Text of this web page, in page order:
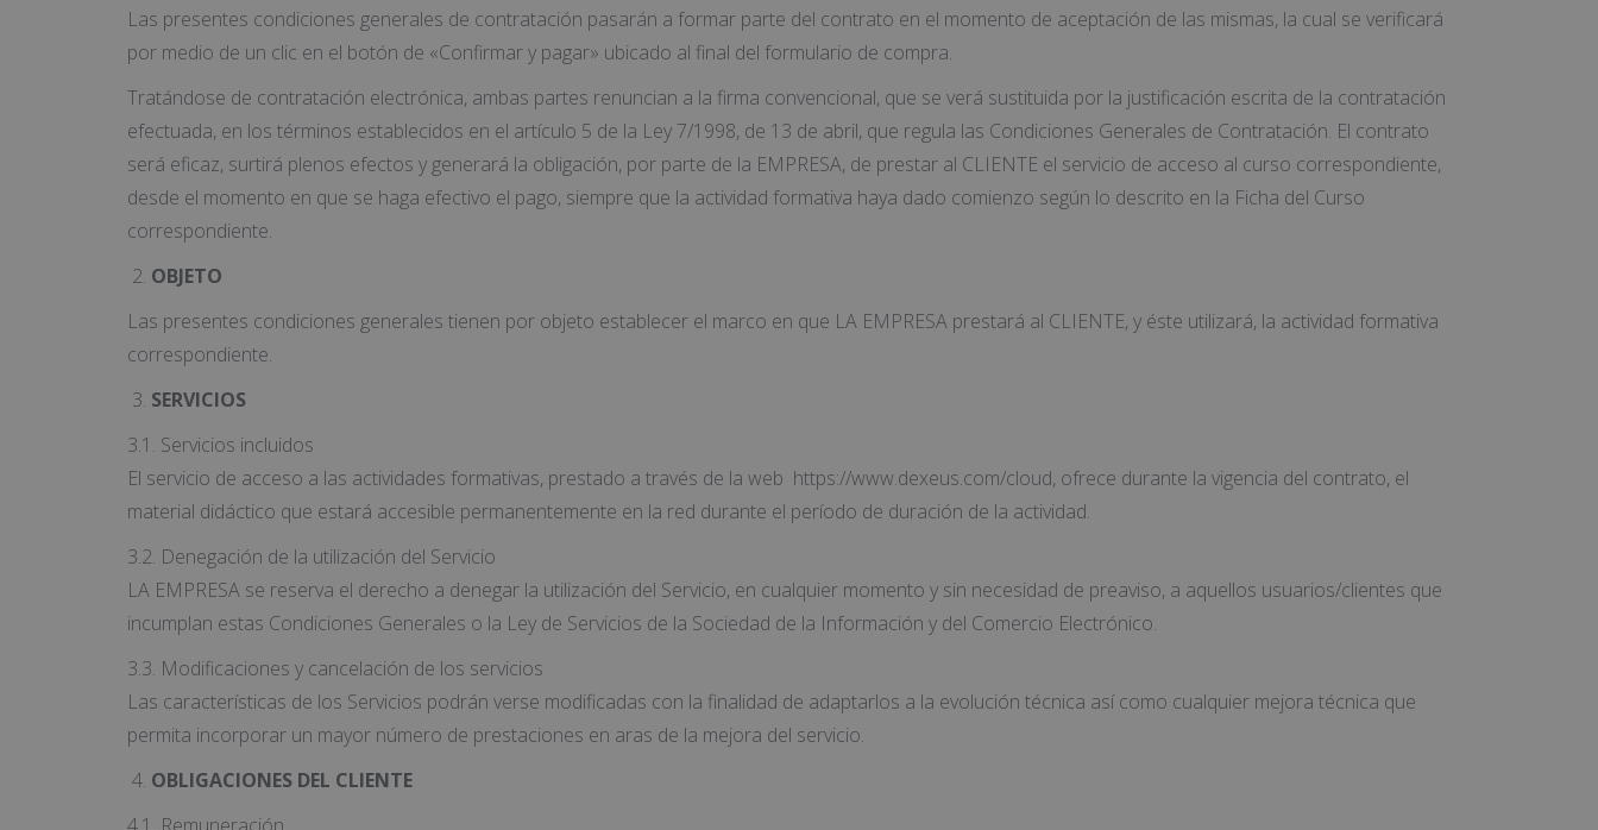
Las presentes condiciones generales de contratación pasarán a formar parte del contrato en el momento de aceptación de las mismas, la cual se verificará
por medio de un clic en el botón de «Confirmar y pagar» ubicado al final del formulario de compra.
Tratándose de contratación electrónica, ambas partes renuncian a la firma convencional, que se verá sustituida por la justificación escrita de la contratación
efectuada, en los términos establecidos en el artículo 5 de la Ley 7/1998, de 13 de abril, que regula las Condiciones Generales de Contratación. El contrato
será eficaz, surtirá plenos efectos y generará la obligación, por parte de la EMPRESA, de prestar al CLIENTE el servicio de acceso al curso correspondiente,
desde el momento en que se haga efectivo el pago, siempre que la actividad formativa haya dado comienzo según lo descrito en la Ficha del Curso
correspondiente.
OBJETO
Las presentes condiciones generales tienen por objeto establecer el marco en que LA EMPRESA prestará al CLIENTE, y éste utilizará, la actividad formativa
correspondiente.
SERVICIOS
3.1. Servicios incluidos
El servicio de acceso a las actividades formativas, prestado a través de la web https://www.dexeus.com/cloud, ofrece durante la vigencia del contrato, el
material didáctico que estará accesible permanentemente en la red durante el período de duración de la actividad.
3.2. Denegación de la utilización del Servicio
LA EMPRESA se reserva el derecho a denegar la utilización del Servicio, en cualquier momento y sin necesidad de preaviso, a aquellos usuarios/clientes que
incumplan estas Condiciones Generales o la Ley de Servicios de la Sociedad de la Información y del Comercio Electrónico.
3.3. Modificaciones y cancelación de los servicios
Las características de los Servicios podrán verse modificadas con la finalidad de adaptarlos a la evolución técnica así como cualquier mejora técnica que
permita incorporar un mayor número de prestaciones en aras de la mejora del servicio.
OBLIGACIONES DEL CLIENTE